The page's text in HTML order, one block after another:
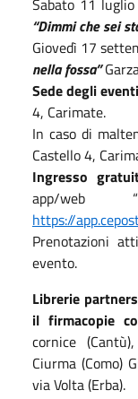
“Dimmi che sei
Giovedì 17
nella fossa”
Sede degli
4, Carimate.
In caso di
Castello 4,
Ingresso
app/
https://
Prenotazioni
evento.
Librerie
il firmacopie
cornice
Ciurma (Como)
via Volta (Erba).